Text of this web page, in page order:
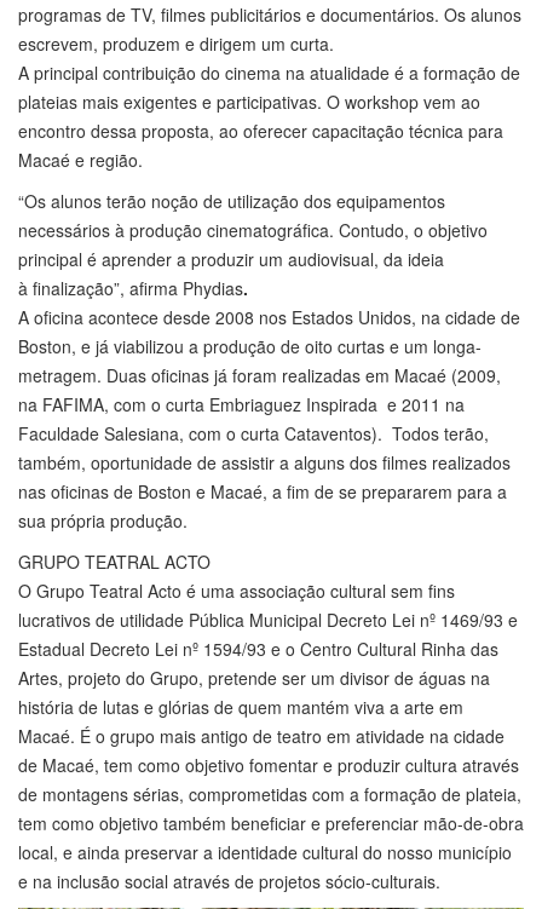
programas de TV, filmes publicitários e documentários. Os alunos
escrevem, produzem e dirigem um curta.
A principal contribuição do cinema na atualidade é a formação de
plateias mais exigentes e participativas. O workshop vem ao
encontro dessa proposta, ao oferecer capacitação técnica para
Macaé e região.
“Os alunos terão noção de utilização dos equipamentos
necessários à produção cinematográfica. Contudo, o objetivo
principal é aprender a produzir um audiovisual, da ideia
à finalização”, afirma Phydias.
A oficina acontece desde 2008 nos Estados Unidos, na cidade de
Boston, e já viabilizou a produção de oito curtas e um longa-
metragem. Duas oficinas já foram realizadas em Macaé (2009,
na FAFIMA, com o curta Embriaguez Inspirada e 2011 na
Faculdade Salesiana, com o curta Cataventos). Todos terão,
também, oportunidade de assistir a alguns dos filmes realizados
nas oficinas de Boston e Macaé, a fim de se prepararem para a
sua própria produção.
GRUPO TEATRAL ACTO
O Grupo Teatral Acto é uma associação cultural sem fins
lucrativos de utilidade Pública Municipal Decreto Lei nº 1469/93 e
Estadual Decreto Lei nº 1594/93 e o Centro Cultural Rinha das
Artes, projeto do Grupo, pretende ser um divisor de águas na
história de lutas e glórias de quem mantém viva a arte em
Macaé. É o grupo mais antigo de teatro em atividade na cidade
de Macaé, tem como objetivo fomentar e produzir cultura através
de montagens sérias, comprometidas com a formação de plateia,
tem como objetivo também beneficiar e preferenciar mão-de-obra
local, e ainda preservar a identidade cultural do nosso município
e na inclusão social através de projetos sócio-culturais.